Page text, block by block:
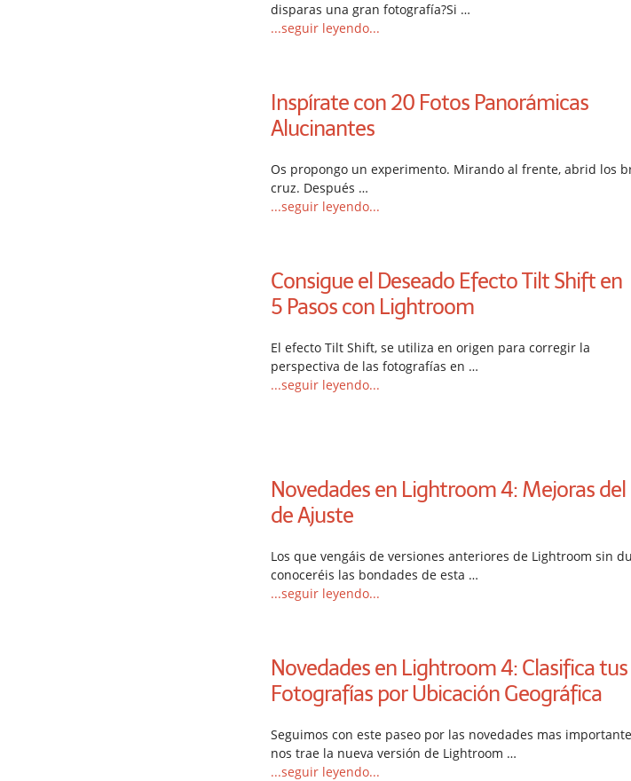
disparas una gran fotografía?Si …
...seguir leyendo...
Inspírate con 20 Fotos Panorámicas
Alucinantes
Os propongo un experimento. Mirando al frente, abrid los
cruz. Después …
...seguir leyendo...
Consigue el Deseado Efecto Tilt Shift en
5 Pasos con Lightroom
El efecto Tilt Shift, se utiliza en origen para corregir la
perspectiva de las fotografías en …
...seguir leyendo...
Novedades en Lightroom 4: Mejoras del
de Ajuste
Los que vengáis de versiones anteriores de Lightroom sin
conoceréis las bondades de esta …
...seguir leyendo...
Novedades en Lightroom 4: Clasifica tus
Fotografías por Ubicación Geográfica
Seguimos con este paseo por las novedades mas
nos trae la nueva versión de Lightroom …
...seguir leyendo...